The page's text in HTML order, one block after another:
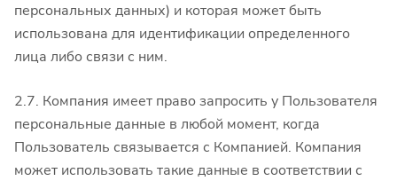
персональных данных) и которая может быть
использована для идентификации определенного
лица либо связи с ним.
2.7. Компания имеет право запросить у Пользователя
персональные данные в любой момент, когда
Пользователь связывается с Компанией. Компания
может использовать такие данные в соответствии с